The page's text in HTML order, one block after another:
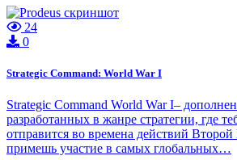
24
0
Strategic Command: World War I
Strategic Command World War I–
разработанных в жанре стратегии, где
отправится во времена действий
примешь участие в самых глобальных…